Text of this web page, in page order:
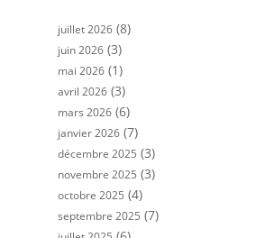
juillet 2026 (8)
juin 2026 (3)
mai 2026 (1)
avril 2026 (3)
mars 2026 (6)
janvier 2026 (7)
décembre 2025 (3)
novembre 2025 (3)
octobre 2025 (4)
septembre 2025 (7)